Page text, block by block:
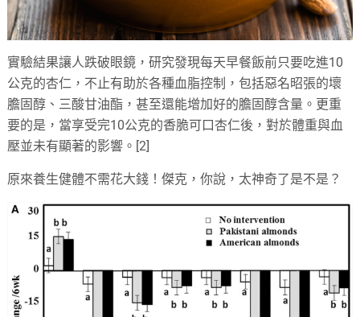
實驗結果讓人跌破眼鏡，研究發現每天早餐飯前只要吃進10
公克的杏仁，不止有助於各種血脂控制，包括惡名昭張的壞
膽固醇、三酸甘油酯，甚至還能增加好的膽固醇含量。更重
要的是，當享受完10公克的香脆可口杏仁後，對於體重與血
壓並未有顯著的影響。[2]
原來養生健體不需花大錢！傑克，你說，太神奇了是不是？